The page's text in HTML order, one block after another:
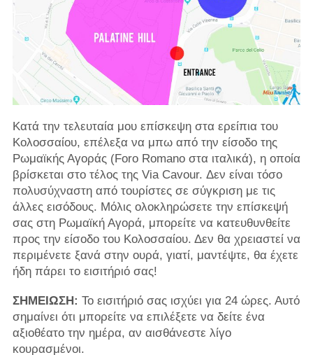
Κατά την τελευταία μου επίσκεψη στα ερείπια του
Κολοσσαίου, επέλεξα να μπω από την είσοδο της
Ρωμαϊκής Αγοράς (Foro Romano στα ιταλικά), η οποία
βρίσκεται στο τέλος της Via Cavour. Δεν είναι τόσο
πολυσύχναστη από τουρίστες σε σύγκριση με τις
άλλες εισόδους. Μόλις ολοκληρώσετε την επίσκεψή
σας στη Ρωμαϊκή Αγορά, μπορείτε να κατευθυνθείτε
προς την είσοδο του Κολοσσαίου. Δεν θα χρειαστεί να
περιμένετε ξανά στην ουρά, γιατί, μαντέψτε, θα έχετε
ήδη πάρει το εισιτήριό σας!
ΣΗΜΕΙΩΣΗ: Το εισιτήριό σας ισχύει για 24 ώρες. Αυτό
σημαίνει ότι μπορείτε να επιλέξετε να δείτε ένα
αξιοθέατο την ημέρα, αν αισθάνεστε λίγο
κουρασμένοι.